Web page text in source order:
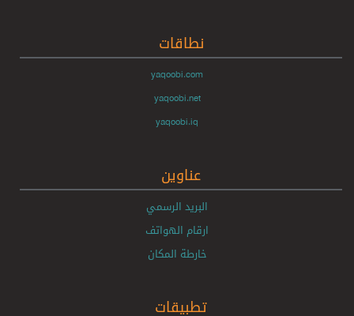
نطاقات
yaqoobi.com
yaqoobi.net
yaqoobi.iq
عناوين
البريد الرسمي
ارقام الهواتف
خارطة المكان
تطبيقات